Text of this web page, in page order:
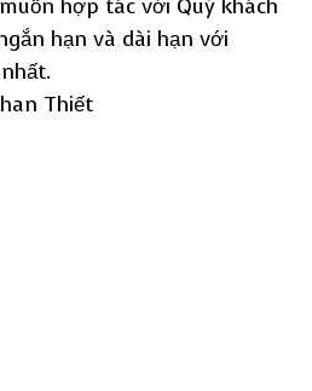
hợp tác với Quý khách
hạn và dài hạn với
Thiết